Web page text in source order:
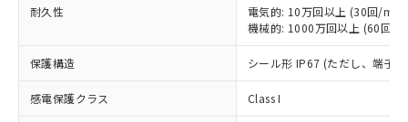
耐久性
電気的: 10万回以上 (30回/min)
機械的: 1000万回以上 (60回/
保護構造 シール形 IP67 (ただし、端子
感電保護クラス Class I
ことをご了承ください。
在庫状況および標準価格照会結果は、
記載している更新日時点での社内デー
タに基づき作成されるものであり、閲
覧された時点での実際の在庫および標
準価格とは異なる場合があることをご
いたものが、含有品と判明した場合などや
むを得ず変更することがあります。
*EU RoHS指令（10物質）：
鉛(Pb) 1000ppm以下、 水銀(Hg) 1000ppm以下、 カド
ミウム(Cd) 100ppm以下、
六価クロム(Cr(Ⅵ)) 1000ppm以下、ポリ臭化ビフェニル
類(PBB) 1000ppm以下、ポリ臭化ジフェニルエーテル類
基準値を超えていることを示します。
「－」：未確認です。当社販売部門へお問
*中国RoHS10物質の基準値 (GB/T26572)：
Pb(鉛) :1000ppm、 Hg(水銀) : 1000ppm、 Cd(カドミウ
ム) : 100ppm、
当社は、これら貴社製品のうち、外国
為替および外国貿易法に定める商品
（以下｢規制貨物等」という）を輸出
または国外への提供する場合は、日本
国政府の輸出許可(または役務取引許
可)を取得するなどの必要な手続きを
号